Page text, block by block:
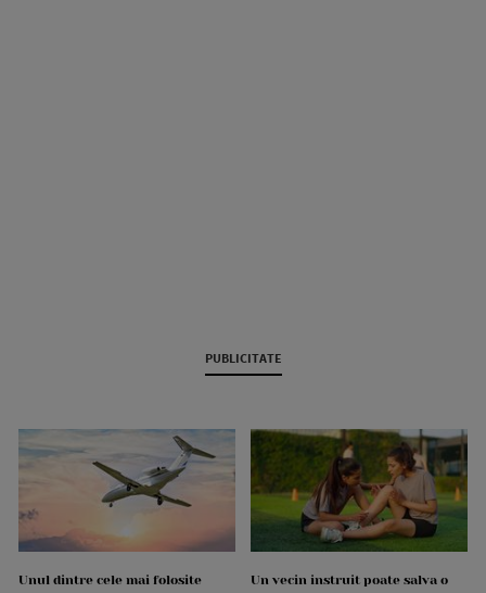
PUBLICITATE
Unul dintre cele mai folosite
Un vecin instruit poate salva o